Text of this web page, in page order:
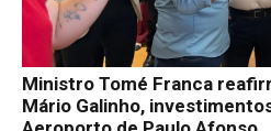
Ministro Tomé Franca
Mário Galinho,